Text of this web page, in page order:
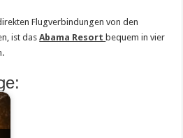
Flugverbindungen von den
ist dasAbama Resort bequem in vier